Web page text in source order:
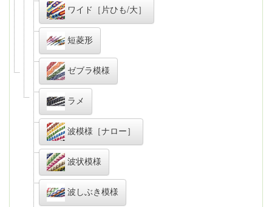
ワイド［片ひも/大］
短菱形
ゼブラ模様
ラメ
波模様［ナロー］
波状模様
波しぶき模様